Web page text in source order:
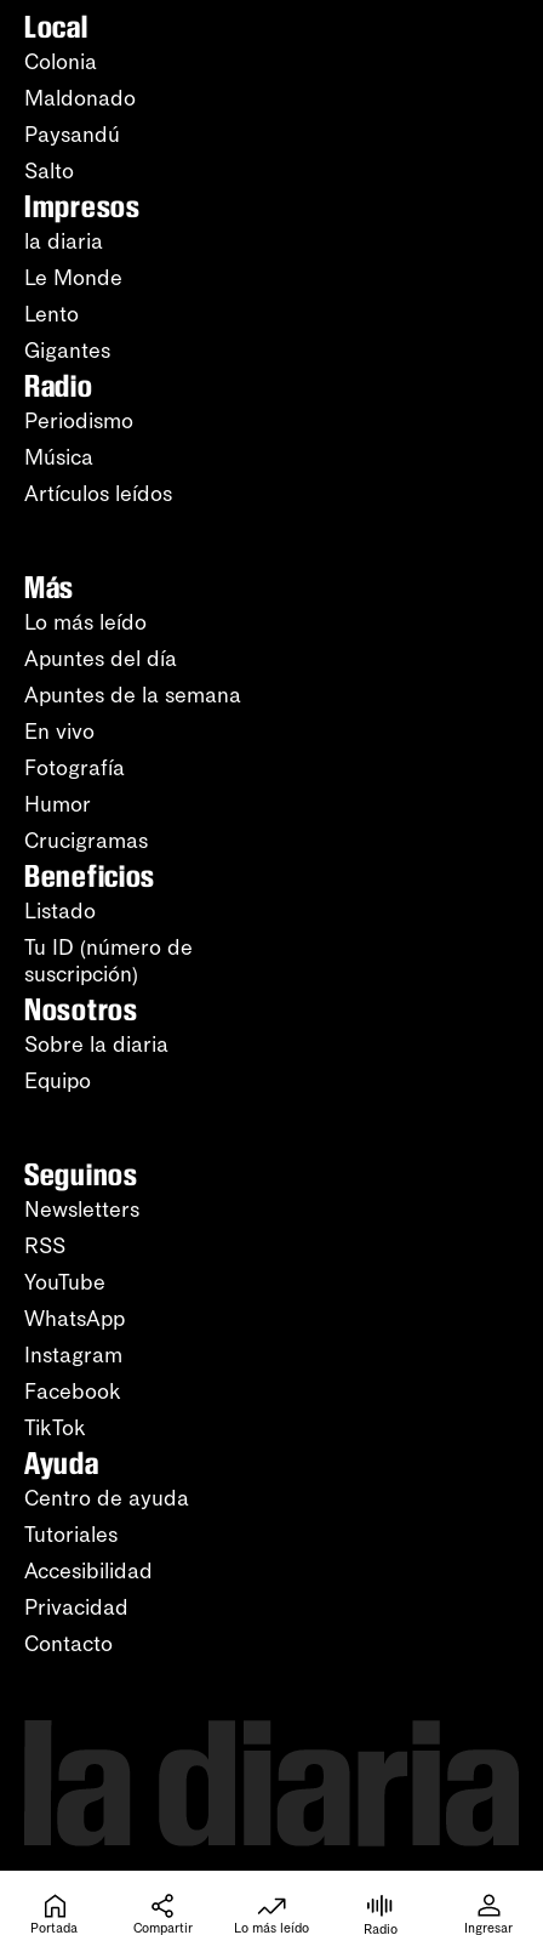
Local
Colonia
Maldonado
Paysandú
Salto
Impresos
la diaria
Le Monde
Lento
Gigantes
Radio
Periodismo
Música
Artículos leídos
Más
Lo más leído
Apuntes del día
Apuntes de la semana
En vivo
Fotografía
Humor
Crucigramas
Beneficios
Listado
Tu ID (número de
suscripción)
Nosotros
Sobre la diaria
Equipo
Seguinos
Newsletters
RSS
YouTube
WhatsApp
Instagram
Facebook
TikTok
Ayuda
Centro de ayuda
Tutoriales
Accesibilidad
Privacidad
Contacto
Portada Compartir Lo más leído Radio Ingresar